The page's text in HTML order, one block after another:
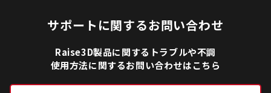
サポートに関するお問い合わせ
Raise3D製品に関するトラブルや不調
使用方法に関するお問い合わせはこちら